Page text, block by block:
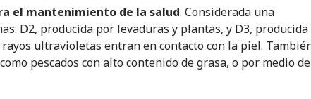
el mantenimiento de la salud. Considerada una
D2, producida por levaduras y plantas, y D3, producida
ultravioletas entran en contacto con la piel.
pescados con alto contenido de grasa, o por medio de